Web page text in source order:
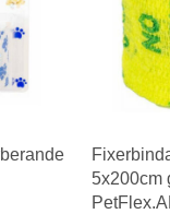
5x200cm